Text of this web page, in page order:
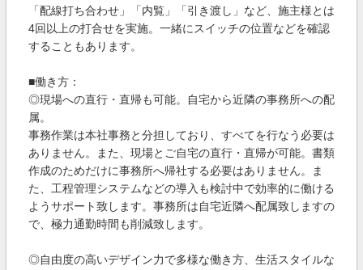
「配線打ち合わせ」「内覧」「引き渡し」など、施主様とは
4回以上の打合せを実施。一緒にスイッチの位置などを確認
することもあります。
■働き方：
◎現場への直行・直帰も可能。自宅から近隣の事務所への配
属。
事務作業は本社事務と分担しており、すべてを行なう必要は
ありません。また、現場とご自宅の直行・直帰が可能。書類
作成のためだけに事務所へ帰社する必要はありません。ま
た、工程管理システムなどの導入も検討中で効率的に働ける
ようサポート致します。事務所は自宅近隣へ配属致しますの
で、極力通勤時間も削減致します。
◎自由度の高いデザイン力で多様な働き方、生活スタイルな